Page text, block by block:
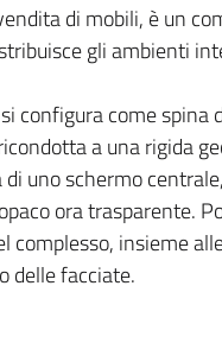
di mobili, è un
gli ambienti
configura come
a una rigida
uno schermo
ora trasparente.
insieme
delle facciate.